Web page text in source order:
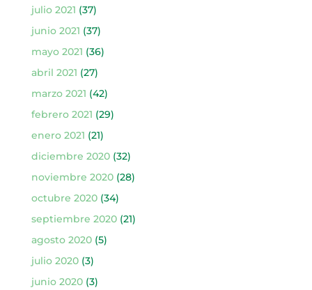
julio 2021 (37)
junio 2021 (37)
mayo 2021 (36)
abril 2021 (27)
marzo 2021 (42)
febrero 2021 (29)
enero 2021 (21)
diciembre 2020(32)
noviembre 2020(28)
octubre 2020(34)
septiembre 2020(21)
agosto 2020(5)
julio 2020(3)
junio 2020(3)